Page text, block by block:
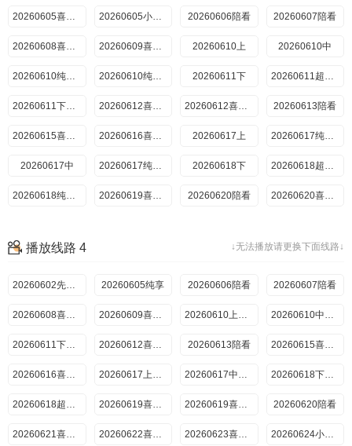
20260718陪看 20260719陪看 20260720喜欢你日记 20260721喜欢你日记
20260922（一） 20260722（二） 20260722纯享（一） 20260722纯享（二）
20260723（三） 20260723（四） 20260723纯享（三） 20260723纯享（四）
20260724喜欢磕我也是上 20260724喜欢磕我也是下 20260725陪看 20260726陪看
20260727喜欢你日记f49aebc6eaec 20260728喜欢你日记 20260729（一） 20260729（二）
20260729纯享（一） 20260729纯享（二） 20260730（三） 20260730（四）
20260730纯享（三） 20260730纯享（四） 20260731喜欢磕我也是上 20260731喜欢磕我也是下
20260805（一）
20260806（三） 20260806（四） 20260806纯享（三） 20260806纯享（四）
20260807喜欢磕我也是上 20260807喜欢磕我也是下 20260808陪看
20260629喜欢你日记 20260630喜欢你日记 20260701（一） 20260701（二）
20260701纯享（一） 20260701纯享（二） 20260702（三） 20260702（四）
20260702纯享（三） 20260702纯享（四） 20260703喜欢磕我也是 20260703喜欢你日记
20260704陪看 20260705陪看 20260706喜欢你日记 20260707喜欢你日记
20260708上 20260708上纯享 20260708中 20260708中纯享
20260709下 20260709下纯享 20260709超长抢先 20260710喜欢磕我也是
20260710喜欢你日记 20260711陪看 20260712陪看 20260713喜欢你日记
20260715纯享（二）
20260716纯享（四） 20260716超长抢先 20260717喜欢磕我也是01 20260717喜欢磕我也是02
20260718陪看 20260719陪看 20260720喜欢你日记 20260721喜欢你日记
20260922（一） 20260722（二） 20260722纯享（一） 20260722纯享（二）
20260723（三） 20260723（四） 20260723纯享（三） 20260723纯享（四）
20260724喜欢磕我也是上 20260724喜欢磕我也是下 20260725陪看 20260726陪看
20260727喜欢你日记 20260728喜欢你日记 20260729（一） 20260729（二）
20260605喜欢嗑我也是 20260605小屋纯享 20260606陪看 20260607陪看
20260608喜欢你日记 20260609喜欢你日记 20260610上 20260610中
20260610纯享上 20260610纯享中 20260611下 20260611超长抢先
20260611下小屋纯享 20260612喜欢嗑我也是 20260612喜欢你日记上 20260613陪看
20260615喜欢你日记 20260616喜欢你日记 20260617上 20260617纯享上
20260617中 20260617纯享中 20260618下 20260618超长抢先
20260618纯享下 20260619喜欢嗑我也是 20260620陪看 20260620喜欢你日记
一
三 四 20260625尝鲜 三
四 20260626喜欢嗑我也是 20260626喜欢你日记上 20260628陪看
20260629喜欢你日记 20260630喜欢你日记 一 二
一 二 三 四
20260702超长抢先 三 四 20260703喜欢嗑我也是
20260703喜欢你日记 20260704陪看 20260705陪看 20260706喜欢你日记
↓无法播放请更换下面线路↓
播放线路 4
20260602先导片 20260605纯享 20260606陪看 20260607陪看
20260608喜欢你日记 20260609喜欢你日记 20260610上纯享 20260610中纯享
20260611下纯享 20260612喜欢磕我也是 20260613陪看 20260615喜欢你日记
20260616喜欢你日记 20260617上纯享 20260617中纯享 20260618下纯享
20260618超长抢先 20260619喜欢嗑我也是 20260619喜欢你日记 20260620陪看
20260621喜欢你日记 20260622喜欢你日记 20260623喜欢你日记 20260624小屋纯享（一）